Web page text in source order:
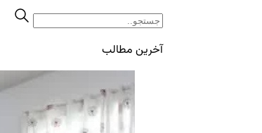
آخرین مطالب